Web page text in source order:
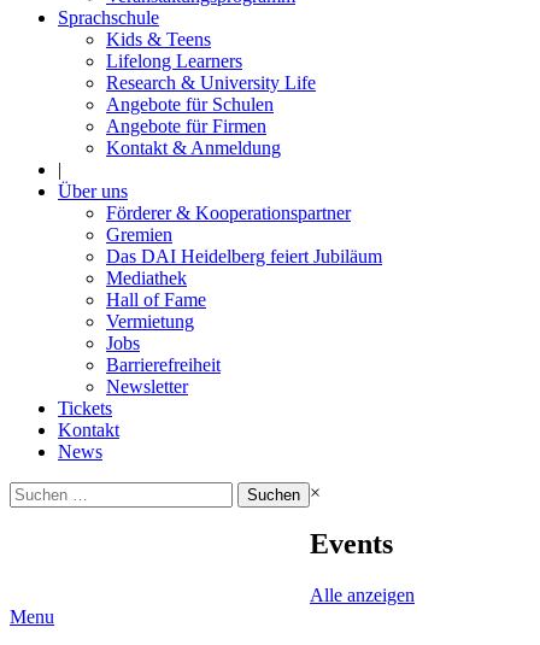
Sprachschule
Kids & Teens
Lifelong Learners
Research & University Life
Angebote für Schulen
Angebote für Firmen
Kontakt & Anmeldung
|
Über uns
Förderer & Kooperationspartner
Gremien
Das DAI Heidelberg feiert Jubiläum
Mediathek
Hall of Fame
Vermietung
Jobs
Barrierefreiheit
Newsletter
Tickets
Kontakt
News
Suchen
nach:
×
Events
Alle anzeigen
Menu